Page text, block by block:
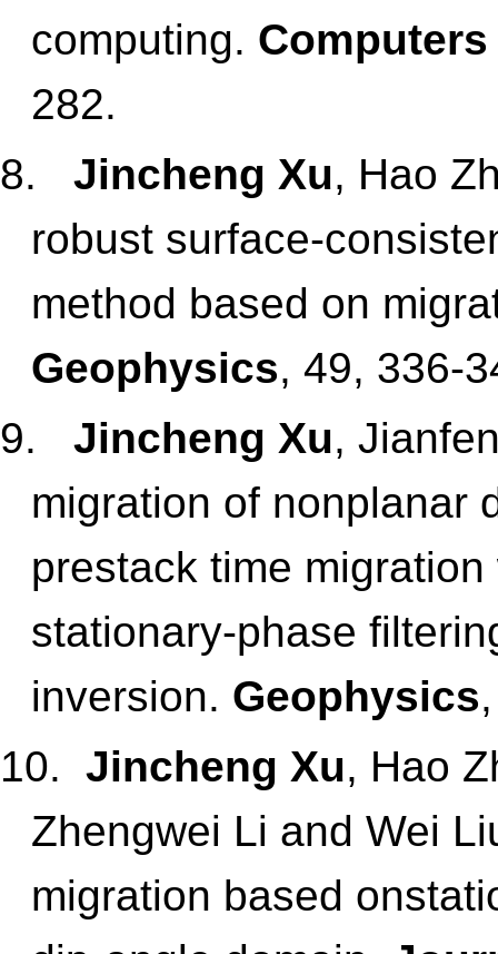
computing.
282.
8. Jincheng Xu, Hao
robust surface-
method based on
Geophysics, 49, 336-
9. Jincheng Xu,
migration of nonplanar
prestack time
stationary-phase
inversion. Geophysics
10. Jincheng Xu, Hao
Zhengwei Li and Wei
migration based